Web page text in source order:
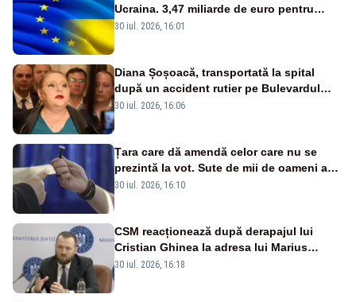
Ucraina. 3,47 miliarde de euro pentru
achiziția de drone, rachete și avioane de
30 iul. 2026, 16:01
Diana Șoșoacă, transportată la spital
după un accident rutier pe Bulevardul
Iuliu Maniu din București
30 iul. 2026, 16:06
Țara care dă amendă celor care nu se
prezintă la vot. Sute de mii de oameni au
fost „taxați” pentru că au stat acasă
30 iul. 2026, 16:10
CSM reacționează după derapajul lui
Cristian Ghinea la adresa lui Marius
Voineag
30 iul. 2026, 16:18